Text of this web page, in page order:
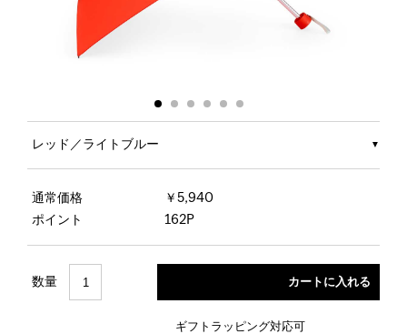
レッド／ライトブルー
通常価格
￥5,940
ポイント
162P
数量
ギフトラッピング対応可